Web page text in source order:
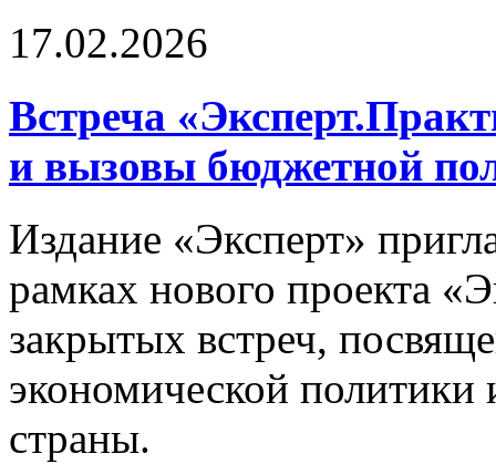
17.02.2026
Встреча
и вызовы бюджетной
Издание «Эксперт»
рамках нового проекта
закрытых встреч,
экономической политики
страны.